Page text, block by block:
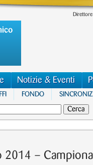
Notizie & Eventi
FONDO
2014 –